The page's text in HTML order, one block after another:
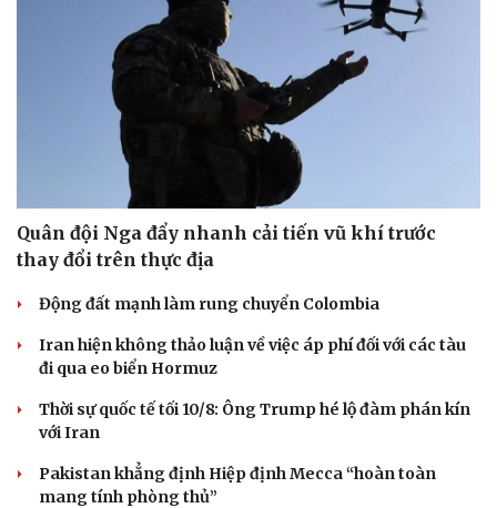
Quân đội Nga đẩy nhanh cải tiến vũ khí trước
thay đổi trên thực địa
Động đất mạnh làm rung chuyển Colombia
Iran hiện không thảo luận về việc áp phí đối với các tàu
đi qua eo biển Hormuz
Thời sự quốc tế tối 10/8: Ông Trump hé lộ đàm phán kín
với Iran
Pakistan khẳng định Hiệp định Mecca “hoàn toàn
mang tính phòng thủ”